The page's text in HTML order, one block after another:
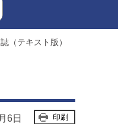
（テキスト版）
6日 印刷